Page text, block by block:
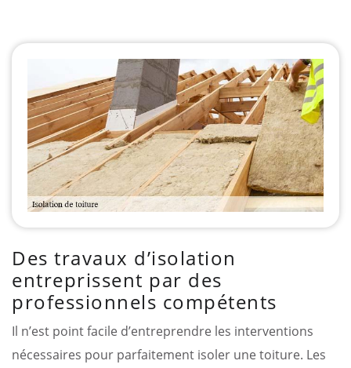
Des travaux d’isolation
entreprissent par des
professionnels compétents
Il n’est point facile d’entreprendre les interventions
nécessaires pour parfaitement isoler une toiture. Les